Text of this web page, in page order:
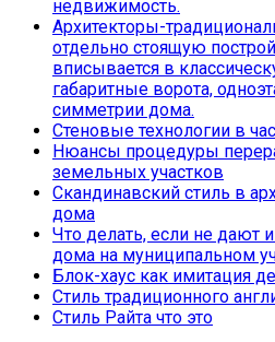
недвижимость.
Архитекторы-
отдельно стоящую
вписывается в
габаритные ворота,
симметрии дома.
Стеновые технологии в
Нюансы процедуры
земельных участков
Скандинавский стиль в
дома
Что делать, если не дают
дома на муниципальном
Блок-хаус как имитация
Стиль традиционного
Стиль Райта что это